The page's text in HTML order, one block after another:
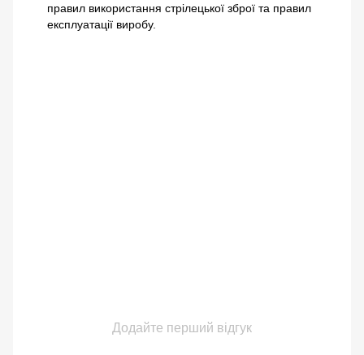
правил використання стрілецької зброї та правил
експлуатації виробу.
Додайте перший відгук